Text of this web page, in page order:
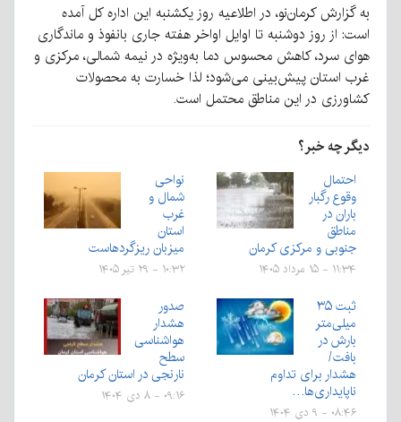
به گزارش کرمان‌نو، در اطلاعیه روز یکشنبه این اداره کل آمده
است: از روز دوشنبه تا اوایل اواخر هفته جاری بانفوذ و ماندگاری
هوای سرد، کاهش محسوس دما به‌ویژه در نیمه شمالی، مرکزی و
غرب استان پیش‌بینی می‌شود؛ لذا خسارت به محصولات
کشاورزی در این مناطق محتمل است.
دیگر چه خبر؟
احتمال
وقوع رگبار
باران در
مناطق
جنوبی و مرکزی کرمان
۱۱:۳۴ - ۱۵ مرداد ۱۴۰۵
نواحی
شمال و
غرب
استان
میزبان ریزگردهاست
۱۰:۳۲ - ۲۹ تیر ۱۴۰۵
ثبت ۳۵
میلی‌متر
بارش در
بافت/
هشدار برای تداوم
ناپایداری‌ها…
۰۸:۴۶ - ۹ دی ۱۴۰۴
صدور
هشدار
هواشناسی
سطح
نارنجی در استان کرمان
۰۹:۱۶ - ۸ دی ۱۴۰۴